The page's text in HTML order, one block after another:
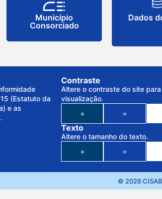
Município
Consorciado
Dados
(Estatuto da
e as
Contraste
Altere o contraste do site para
visualização.
+ =
Texto
Altere o tamanho do texto.
+ =
© 2026